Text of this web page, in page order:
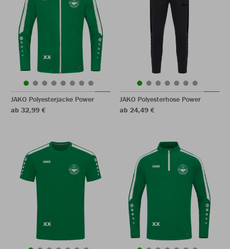
JAKO Polyesterjacke Power
ab 32,99 €
JAKO Polyesterhose Power
ab 24,49 €